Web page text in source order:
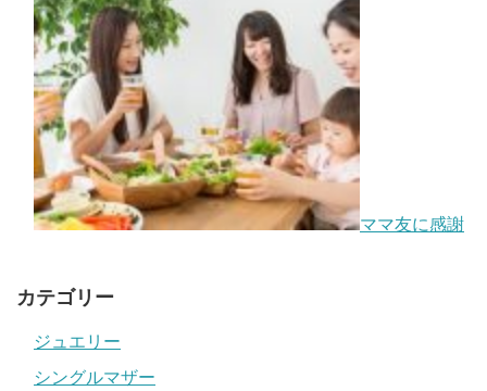
ママ友に感謝
カテゴリー
ジュエリー
シングルマザー